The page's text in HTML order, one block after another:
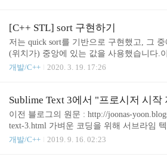
[C++ STL] sort 구현하기
저는 quick sort를 기반으로 구현했고, 그
(위치가) 중앙에 있는 값을 사용했습니다.
문제는 생기지 않았습니다. 다만 실제
로 작성했기 때문에, 타입은 별도로 명시하
배열 a[100]에 대해서도, std::sort 함수 쓰듯
호출해도 동작합니다. 이전 게시글에서 구
개발/C++ 2020. 3. 19. 17:26
Sublime Text 3에서 "프로시저 시작
이전 블로그의 원문 : http://joonas-
text-3.html 가벼운 코딩을 위해 서브라임
행할 환경을 구성하였다. Windows10 에서
개발/C++ 2019. 9. 16. 02:23